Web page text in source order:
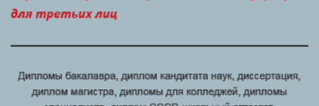
Диплом университета
Диплом онлайн
Диплом с регистрацией
Диплом вуза